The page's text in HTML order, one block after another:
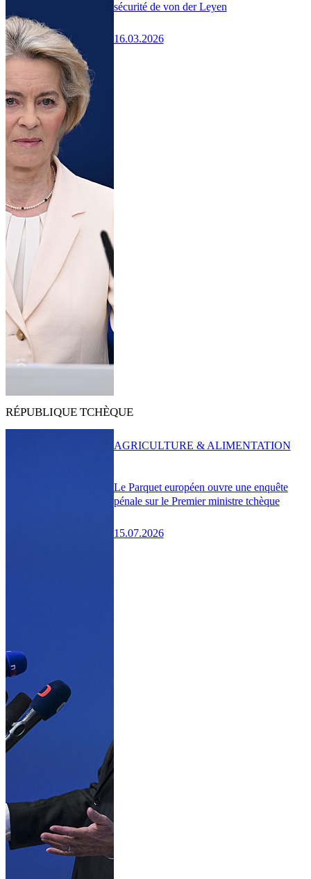
sécurité de von der Leyen
16.03.2026
RÉPUBLIQUE TCHÈQUE
Le Parquet européen ouvre une enquête
pénale sur le Premier ministre tchèque
15.07.2026
AGRICULTURE & ALIMENTATION